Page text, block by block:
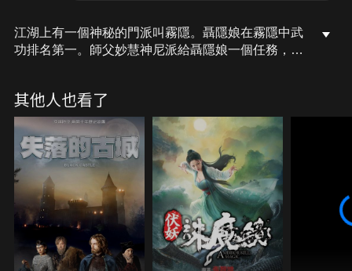
江湖上有一個神秘的門派叫霧隱。聶隱娘在霧隱中武
功排名第一。師父妙慧神尼派給聶隱娘一個任務，刺
人在查案過程中慢慢生出情愫，並一起找尋這場陰謀
的真相。
其他人也看了